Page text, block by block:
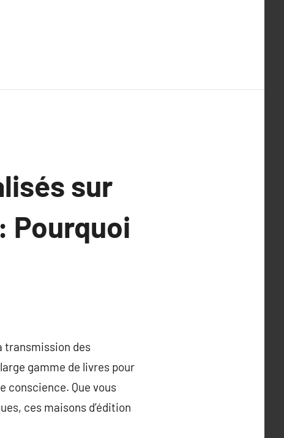
sur
Pourquoi
transmission des
gamme de livres pour
conscience. Que vous
ces maisons d’édition